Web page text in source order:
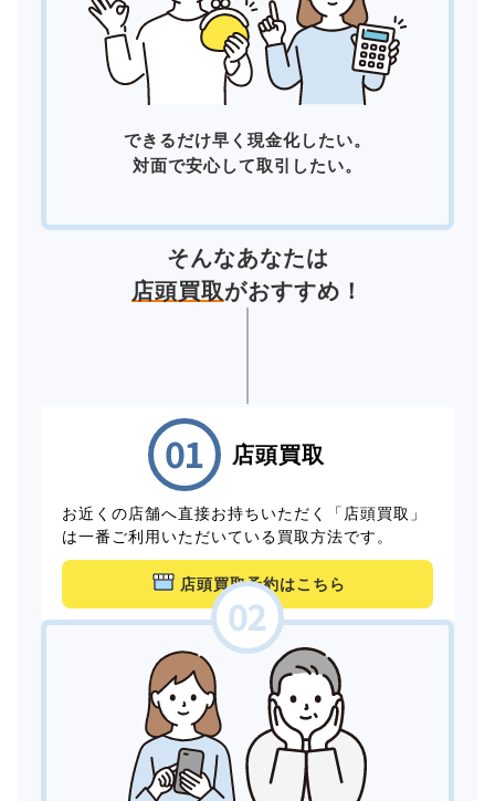
できるだけ早く現金化したい。
対面で安心して取引したい。
そんなあなたは
店頭買取がおすすめ！
店頭買取
お近くの店舗へ直接お持ちいただく「店頭買取」
は一番ご利用いただいている買取方法です。
店頭買取予約はこちら